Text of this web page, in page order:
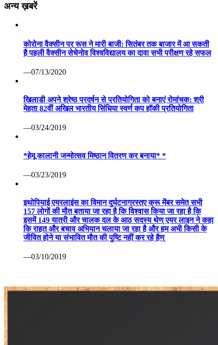
अन्य ख़बरें
कोरोना वैक्सीन पर रूस ने मारी बाजी: सितंबर तक बाजार में आ सकती
है पहली वैक्सीन सेचेनोव विश्वविद्यालय का दावा सभी परीक्षण रहे सफल
—07/13/2020
खिलाडी अपने श्रेष्ठ प्रदर्षन से प्रतियोगिता को बनाएं रोमांचक: श्री
मेहता 82वीं अखिल भारतीय सिंधिया स्वर्ण कप हॉकी प्रतियोगिता
—03/24/2019
*हेमू कालानी जन्मोत्सव मिष्ठान वितरण कर बनाया* *
—03/23/2019
इथोपियाई एयरलाइंस का विमान दुर्घटनाग्रस्तए क्रू मेंबर समेत सभी
157 लोगों की मौत बताया जा रहा है कि विश्वास किया जा रहा है कि
इसमें 149 यात्री और चालक दल के आठ सदस्य थेण् एयर लाइन ने कहा
कि राहत और बचाव अभियान चलाया जा रहा है और हम अभी किसी के
जीवित होने या संभावित मौत की पुष्टि नहीं कर रहे हैण्
—03/10/2019